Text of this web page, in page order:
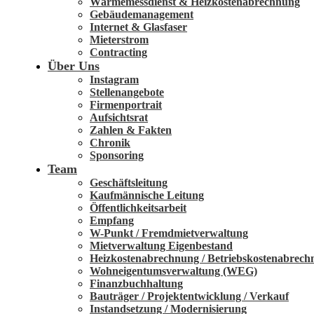
Gebäudemanagement
Internet & Glasfaser
Mieterstrom
Contracting
Über Uns
Instagram
Stellenangebote
Firmenportrait
Aufsichtsrat
Zahlen & Fakten
Chronik
Sponsoring
Team
Ge­schäfts­lei­tung
Kauf­män­nische Lei­tung
Öffent­lich­keits­­arbeit
Empfang
W-Punkt / Fremd­­miet­­ver­wal­tung
Miet­ver­waltung Eigen­be­stand
Heiz­kosten­ab­rechnung /
Wohn­eigen­tums­ver­waltung (WEG)
Finanz­buch­haltung
Bau­­träger / Pro­­jekt­­ent­­wick­lung / Ver­­kauf
In­stand­setzung / Moder­ni­sie­rung